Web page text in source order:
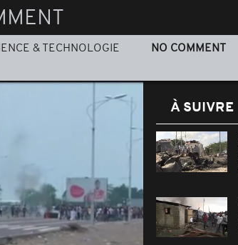
& TECHNOLOGIE NO COMMENT
À SUIVRE